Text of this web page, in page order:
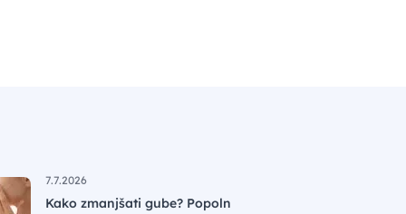
7.7.2026
Kako zmanjšati gube? Popoln